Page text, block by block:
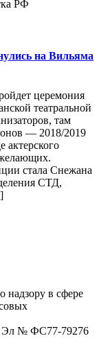
на Вильяма
церемония
театральной
там
— 2018/2019
актерского
стала Снежана
СТД,
надзору в сфере
Эл № ФС77-79276